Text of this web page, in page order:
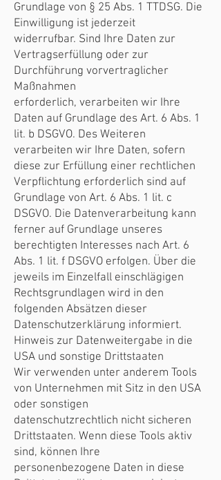
Grundlage von § 25 Abs. 1 TTDSG. Die
Einwilligung ist jederzeit
widerrufbar. Sind Ihre Daten zur
Vertragserfüllung oder zur
Durchführung vorvertraglicher
Maßnahmen
erforderlich, verarbeiten wir Ihre
Daten auf Grundlage des Art. 6 Abs. 1
lit. b DSGVO. Des Weiteren
verarbeiten wir Ihre Daten, sofern
diese zur Erfüllung einer rechtlichen
Verpflichtung erforderlich sind auf
Grundlage von Art. 6 Abs. 1 lit. c
DSGVO. Die Datenverarbeitung kann
ferner auf Grundlage unseres
berechtigten Interesses nach Art. 6
Abs. 1 lit. f DSGVO erfolgen. Über die
jeweils im Einzelfall einschlägigen
Rechtsgrundlagen wird in den
folgenden Absätzen dieser
Datenschutzerklärung informiert.
Hinweis zur Datenweitergabe in die
USA und sonstige Drittstaaten
Wir verwenden unter anderem Tools
von Unternehmen mit Sitz in den USA
oder sonstigen
datenschutzrechtlich nicht sicheren
Drittstaaten. Wenn diese Tools aktiv
sind, können Ihre
personenbezogene Daten in diese